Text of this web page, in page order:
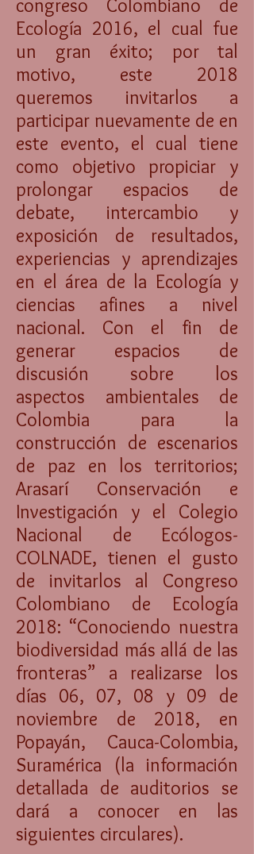
congreso Colombiano de
Ecología 2016, el cual fue
un gran éxito; por tal
motivo, este 2018
queremos invitarlos a
participar nuevamente de en
este evento, el cual tiene
como objetivo propiciar y
prolongar espacios de
debate, intercambio y
exposición de resultados,
experiencias y aprendizajes
en el área de la Ecología y
ciencias afines a nivel
nacional. Con el fin de
generar espacios de
discusión sobre los
aspectos ambientales de
Colombia para la
construcción de escenarios
de paz en los territorios;
Arasarí Conservación e
Investigación y el Colegio
Nacional de Ecólogos-
COLNADE, tienen el gusto
de invitarlos al Congreso
Colombiano de Ecología
2018: “Conociendo nuestra
biodiversidad más allá de las
fronteras” a realizarse los
días 06, 07, 08 y 09 de
noviembre de 2018, en
Popayán, Cauca-Colombia,
Suramérica (la información
detallada de auditorios se
dará a conocer en las
siguientes circulares).